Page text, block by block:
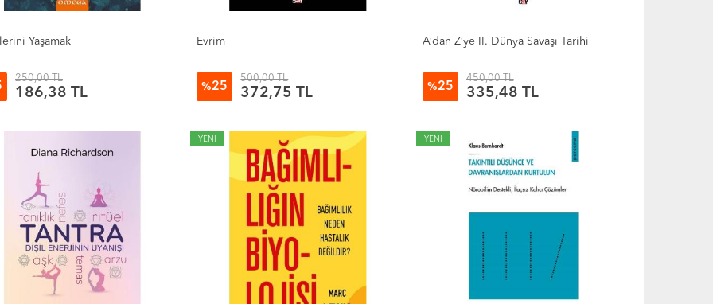
Yaşamak
250,00 TL
186,38 TL
Evrim
%25
500,00 TL
372,75 TL
A’dan Z’ye II. Dünya Savaşı Tarihi
%25
450,00 TL
335,48 TL
YENİ YENİ